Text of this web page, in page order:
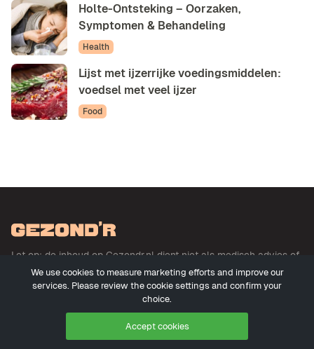
Holte-Ontsteking – Oorzaken,
Symptomen & Behandeling
Health
Lijst met ijzerrijke voedingsmiddelen:
voedsel met veel ijzer
Food
Let op: de inhoud op Gezondr.nl dient niet als medisch advies of
basis voor medisch advies en betreft geen uitoefening der
geneeskunde. Meer informatie
© 2026 - Gezondr.nl
We use cookies to measure marketing efforts and improve our
services. Please review the cookie settings and confirm your
choice.
Accept cookies